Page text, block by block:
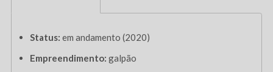
Status: em andamento (2020)
Empreendimento: galpão